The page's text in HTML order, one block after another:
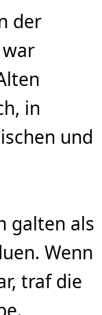
der
in
und
galten als
Wenn
traf die